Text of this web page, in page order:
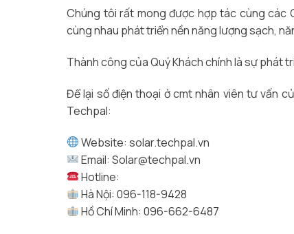
Chúng tôi rất mong được hợp tác cùng các
cùng nhau phát triển nền năng lượng sạch,
Thành công của Quý Khách chính là sự phát
Để lại số điện thoại ở cmt nhân viên tư vấn
Techpal:
Website: solar.techpal.vn
Email: Solar@techpal.vn
Hotline:
Hà Nội: 096-118-9428
Hồ Chí Minh: 096-662-6487